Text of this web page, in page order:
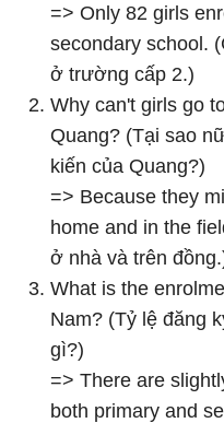
=> Only 82 girls
secondary school.
ở trường cấp 2.)
Why can't girls go
Quang? (Tại sao
kiến của Quang?)
=> Because they
home and in the
ở nhà và trên
What is the
Nam? (Tỷ lệ đăng
gì?)
=> There are
both primary and